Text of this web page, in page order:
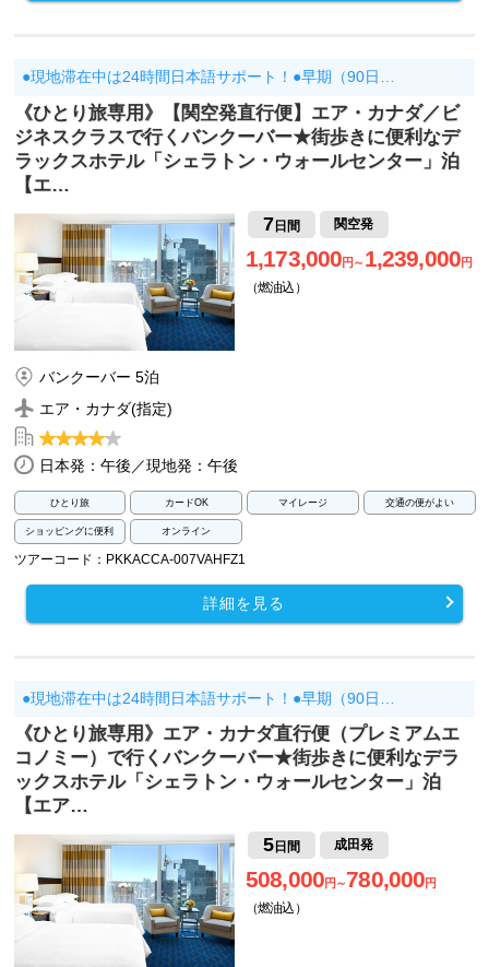
●現地滞在中は24時間日本語サポート！●早期（90日…
《ひとり旅専用》【関空発直行便】エア・カナダ／ビ
ジネスクラスで行くバンクーバー★街歩きに便利なデ
ラックスホテル「シェラトン・ウォールセンター」泊
【エ…
7日間 関空発
1,173,000円～ 1,239,000円
（燃油込）
バンクーバー 5泊
エア・カナダ(指定)
日本発：午後／現地発：午後
ひとり旅 カードOK マイレージ 交通の便がよい
ショッピングに便利 オンライン
ツアーコード：PKKACCA-007VAHFZ1
詳細を見る
●現地滞在中は24時間日本語サポート！●早期（90日…
《ひとり旅専用》エア・カナダ直行便（プレミアムエ
コノミー）で行くバンクーバー★街歩きに便利なデラ
ックスホテル「シェラトン・ウォールセンター」泊
【エア…
5日間 成田発
508,000円～780,000円
（燃油込）